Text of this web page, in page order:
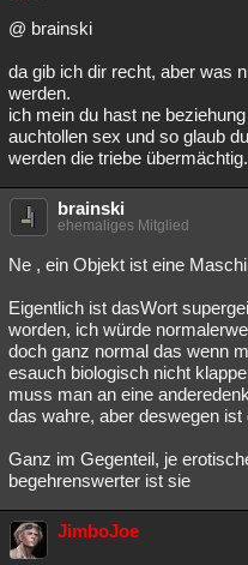
@ brainski
da gib ich dir recht, aber was
werden.
ich mein du hast ne
auchtollen sex und so glaub
werden die triebe übermächtig.
brainski
ehemaliges Mitglied
Ne , ein Objekt ist eine
Eigentlich ist dasWort
worden, ich würde
doch ganz normal das wenn
esauch biologisch nicht
muss man an eine
das wahre, aber deswegen
Ganz im Gegenteil, je
begehrenswerter ist sie
JimboJoe